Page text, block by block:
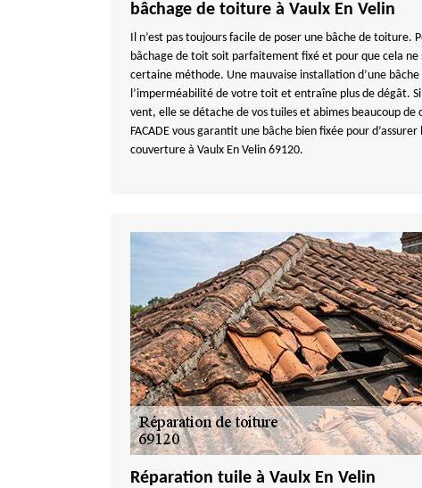
bâchage de toiture à Vaulx En Velin
Il n’est pas toujours facile de poser une bâche de toiture.
bâchage de toit soit parfaitement fixé et pour que cela ne
certaine méthode. Une mauvaise installation d’une
l’imperméabilité de votre toit et entraîne plus de dégât.
vent, elle se détache de vos tuiles et abimes beaucoup de
FACADE vous garantit une bâche bien fixée pour
couverture à Vaulx En Velin 69120.
Réparation tuile à Vaulx En Velin